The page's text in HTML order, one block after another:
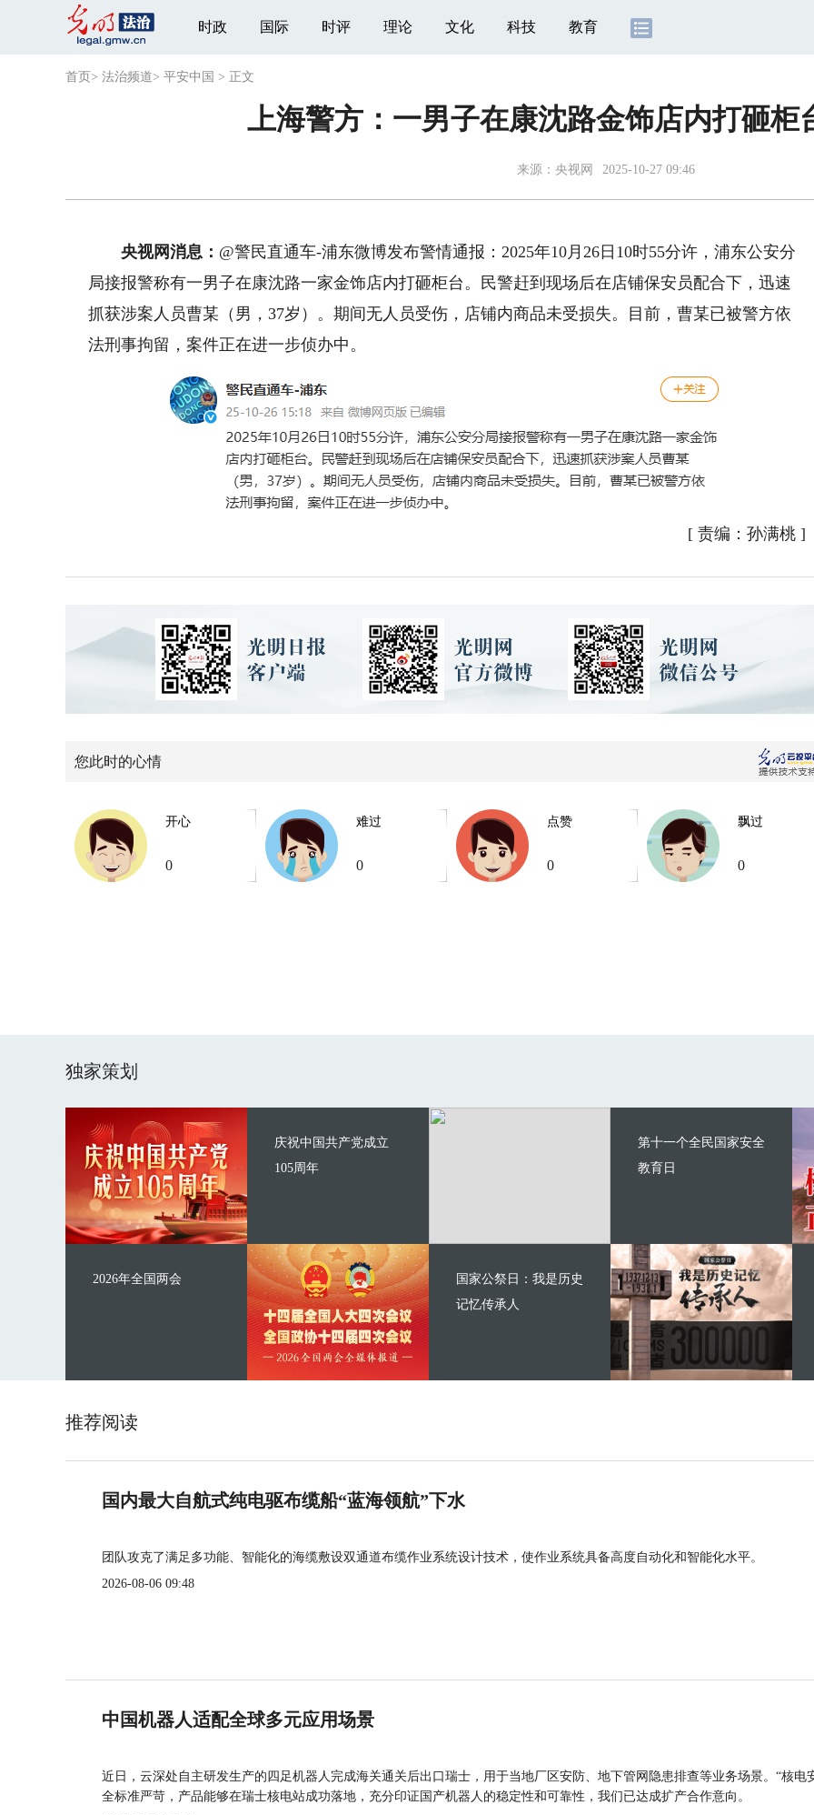
时政 国际 时评 理论 文化 科技 教育
首页 > 法治频道> 平安中国 > 正文
上海警方：一男子在康沈路金饰店内打砸柜
来源： 央视网 2025-10-27 09:46
央视网消息： @警民直通车-浦东微博发布警情通报：2025年10月26日10时55分许，浦东公安分
局接报警称有一男子在康沈路一家金饰店内打砸柜台。民警赶到现场后在店铺保安员配合下，迅速
抓获涉案人员曹某（男，37岁）。期间无人员受伤，店铺内商品未受损失。目前，曹某已被警方依
法刑事拘留，案件正在进一步侦办中。
[ 责编：孙满桃 ]
您此时的心情
开心
0
难过
0
点赞
0
飘过
0
独家策划
庆祝中国共产党成立
105周年
2026年全国两会
第十一个全民国家安全
教育日
国家公祭日：我是历史
记忆传承人
推荐阅读
国内最大自航式纯电驱布缆船“蓝海领航”下水
团队攻克了满足多功能、智能化的海缆敷设双通道布缆作业系统设计技术，使作业系统具备高度自动化和智能化水平。
2026-08-06 09:48
中国机器人适配全球多元应用场景
近日，云深处自主研发生产的四足机器人完成海关通关后出口瑞士，用于当地厂区安防、地下管网隐患排查等业务场景。“核电
全标准严苛，产品能够在瑞士核电站成功落地，充分印证国产机器人的稳定性和可靠性，我们已达成扩产合作意向。